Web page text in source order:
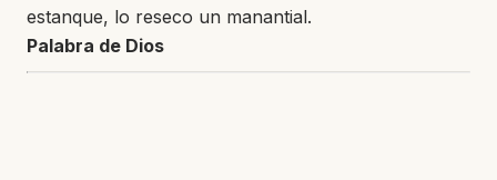
estanque, lo reseco un manantial.
Palabra de Dios